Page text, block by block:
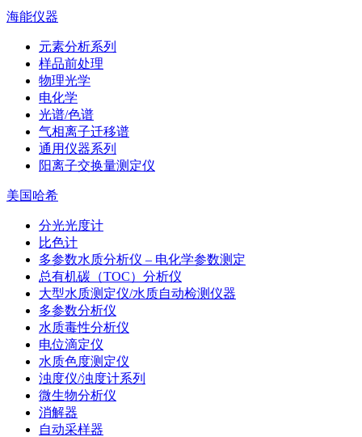
海能仪器
元素分析系列
样品前处理
物理光学
电化学
光谱/色谱
气相离子迁移谱
通用仪器系列
阳离子交换量测定仪
美国哈希
分光光度计
比色计
多参数水质分析仪 – 电化学参数测定
总有机碳（TOC）分析仪
大型水质测定仪/水质自动检测仪器
多参数分析仪
水质毒性分析仪
电位滴定仪
水质色度测定仪
浊度仪/浊度计系列
微生物分析仪
消解器
自动采样器